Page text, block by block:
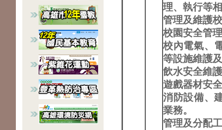
理、執行等
管理及維護
校園安全管
校內電氣、
等設施維護
飲水安全維
遊戲器材安
消防設備、
業務。
管理及分配